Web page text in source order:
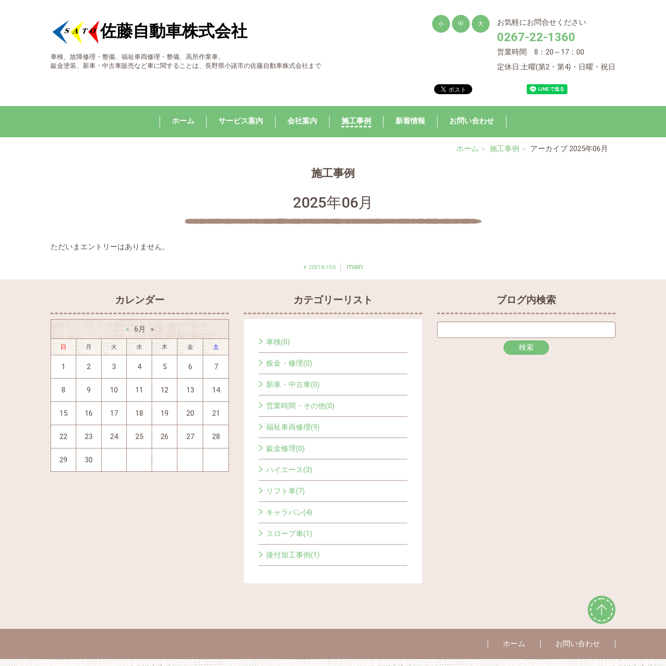
佐藤自動車株式会社
車検、故障修理・整備、福祉車両修理・整備、高所作業車、
鈑金塗装、新車・中古車販売など車に関することは、長野県小諸市の佐藤自動車株式会社まで
お気軽にお問合せください
0267-22-1360
営業時間 8：20～17：00
定休日:土曜(第2・第4)・日曜・祝日
小 中 大
ホーム サービス案内 会社案内 施工事例 新着情報 お問い合わせ
ホーム 施工事例 アーカイブ 2025年06月
施工事例
2025年06月
ただいまエントリーはありません。
« 2021年10月 main
カレンダー
« 6月 »
日 月 火 水 木 金 土
1 2 3 4 5 6 7
8 9 10 11 12 13 14
15 16 17 18 19 20 21
22 23 24 25 26 27 28
29 30
カテゴリーリスト
車検(0)
板金・修理(0)
新車・中古車(0)
営業時間・その他(0)
福祉車両修理(9)
鈑金修理(0)
ハイエース(3)
リフト車(7)
キャラバン(4)
スロープ車(1)
後付加工事例(1)
ブログ内検索
ホーム お問い合わせ